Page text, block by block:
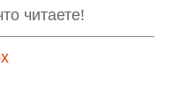
читаете!